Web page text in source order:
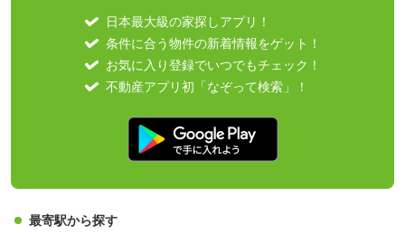
日本最大級の家探しアプリ！
条件に合う物件の新着情報をゲット！
お気に入り登録でいつでもチェック！
不動産アプリ初「なぞって検索」！
最寄駅から探す